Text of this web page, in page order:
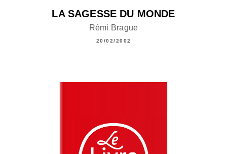
LA SAGESSE DU MONDE
Rémi Brague
20/02/2002